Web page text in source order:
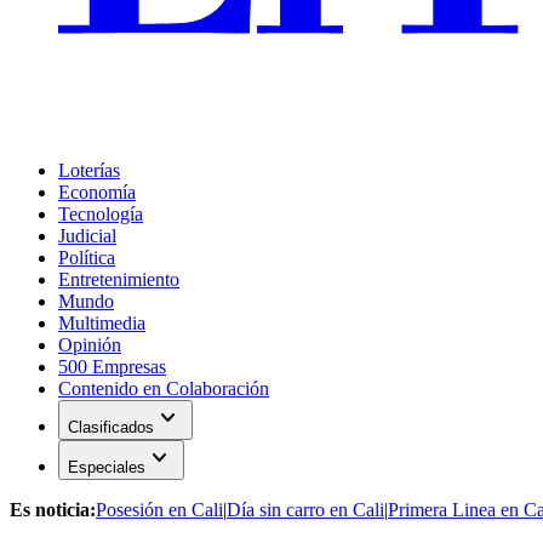
Loterías
Economía
Tecnología
Judicial
Política
Entretenimiento
Mundo
Multimedia
Opinión
500 Empresas
Contenido en Colaboración
Clasificados expand_more
Especiales expand_more
Es noticia:Posesión en Cali|Día sin carro en Cali|Primera Linea en